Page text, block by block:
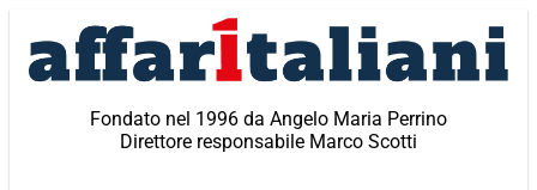
contenuto
Fondato nel 1996 da Angelo Maria Perrino
Direttore responsabile Marco Scotti